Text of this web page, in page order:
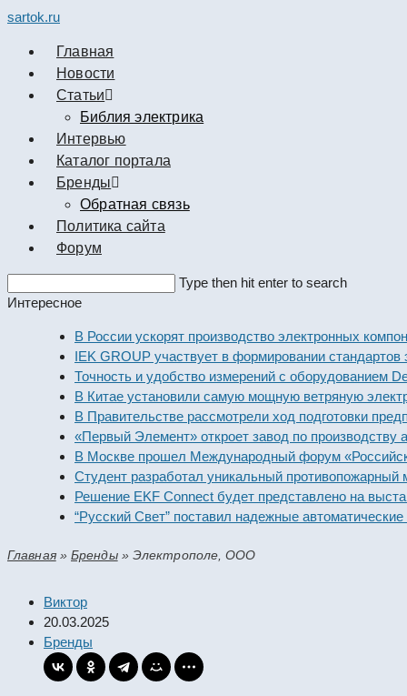
sartok.ru
Главная
Новости
Cтатьи
Библия электрика
Интервью
Каталог портала
Бренды
Обратная связь
Политика сайта
Форум
this
Type then hit enter to search
Интересное
В России ускорят производство электронных
IEK GROUP участвует в формировании стандартов
Точность и удобство измерений с оборудованием
В Китае установили самую мощную ветряную
В Правительстве рассмотрели ход подготовки
«Первый Элемент» откроет завод по производству
В Москве прошел Международный форум «Российская
Студент разработал уникальный противопожарный
Решение EKF Connect будет представлено на
“Русский Свет” поставил надежные автоматические
Главная»Бренды» Электрополе, ООО
Виктор
20.03.2025
Бренды